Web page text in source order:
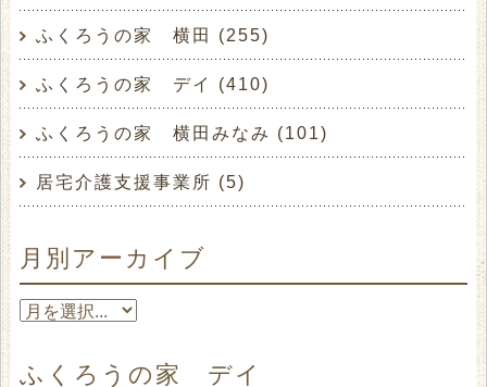
ふくろうの家 横田 (255)
ふくろうの家 デイ (410)
ふくろうの家 横田みなみ (101)
居宅介護支援事業所 (5)
月別アーカイブ
ふくろうの家 デイ